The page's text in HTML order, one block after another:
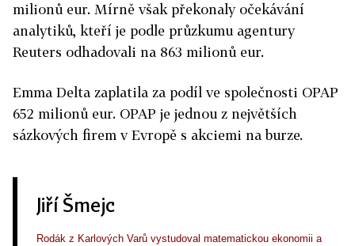
milionů eur. Mírně však překonaly očekávání
analytiků, kteří je podle průzkumu agentury
Reuters odhadovali na 863 milionů eur.
Emma Delta zaplatila za podíl ve společnosti OPAP
652 milionů eur. OPAP je jednou z největších
sázkových firem v Evropě s akciemi na burze.
Jiří Šmejc
Rodák z Karlových Varů vystudoval matematickou ekonomii a